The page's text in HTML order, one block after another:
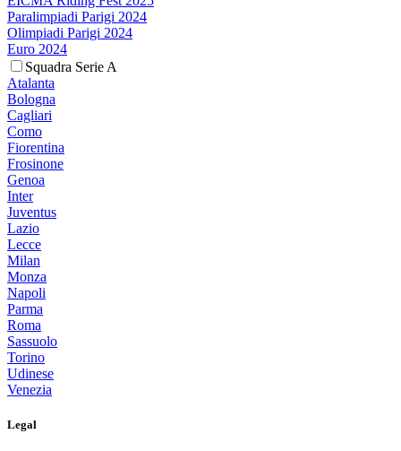
Paralimpiadi Parigi 2024
Olimpiadi Parigi 2024
Euro 2024
Squadra Serie A
Atalanta
Bologna
Cagliari
Como
Fiorentina
Frosinone
Genoa
Inter
Juventus
Lazio
Lecce
Milan
Monza
Napoli
Parma
Roma
Sassuolo
Torino
Udinese
Venezia
Legal